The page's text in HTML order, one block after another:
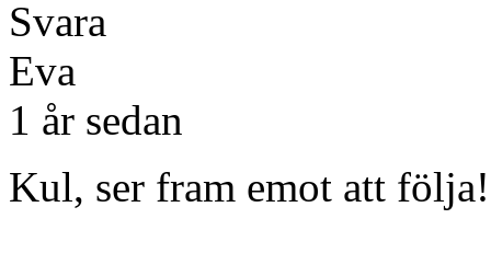
Svara
Eva
1 år sedan
Kul, ser fram emot att följa!